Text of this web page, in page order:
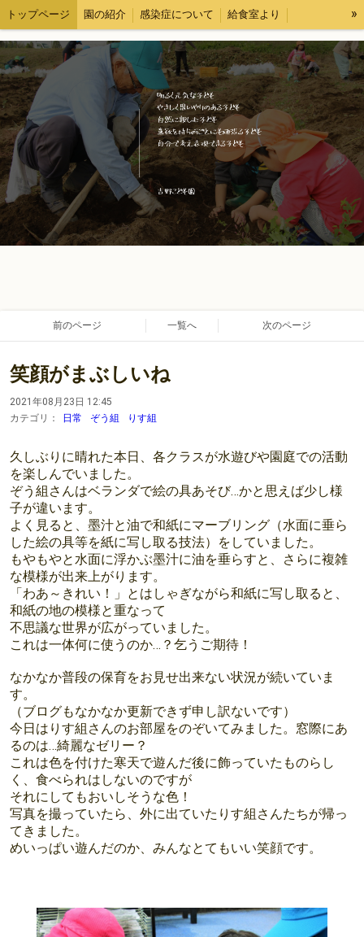
トップページ 園の紹介 感染症について 給食室より
各種様式 求人情報 ブログ 情報公開
»
前のページ 一覧へ 次のページ
笑顔がまぶしいね
2021年08月23日 12:45
カテゴリ：
日常 ぞう組 りす組
久しぶりに晴れた本日、各クラスが水遊びや園庭での活動
を楽しんでいました。
ぞう組さんはベランダで絵の具あそび…かと思えば少し様
子が違います。
よく見ると、墨汁と油で和紙にマーブリング（水面に垂ら
した絵の具等を紙に写し取る技法）をしていました。
もやもやと水面に浮かぶ墨汁に油を垂らすと、さらに複雑
な模様が出来上がります。
「わあ～きれい！」とはしゃぎながら和紙に写し取ると、
和紙の地の模様と重なって
不思議な世界が広がっていました。
これは一体何に使うのか…？乞うご期待！
なかなか普段の保育をお見せ出来ない状況が続いていま
す。
（ブログもなかなか更新できず申し訳ないです）
今日はりす組さんのお部屋をのぞいてみました。窓際にあ
るのは…綺麗なゼリー？
これは色を付けた寒天で遊んだ後に飾っていたものらし
く、食べられはしないのですが
それにしてもおいしそうな色！
写真を撮っていたら、外に出ていたりす組さんたちが帰っ
てきました。
めいっぱい遊んだのか、みんなとてもいい笑顔です。